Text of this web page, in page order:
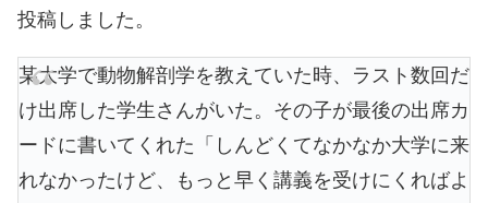
投稿しました。
某大学で動物解剖学を教えていた時、ラスト数回だ
け出席した学生さんがいた。その子が最後の出席カ
ードに書いてくれた「しんどくてなかなか大学に来
れなかったけど、もっと早く講義を受けにくればよ